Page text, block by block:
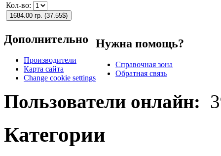
Кол-во:
1684.00 гр. (37.55$)
Дополнительно
Производители
Карта сайта
Change cookie settings
Нужна помощь?
Справочная зона
Обратная связь
Пользователи онлайн:
Категории